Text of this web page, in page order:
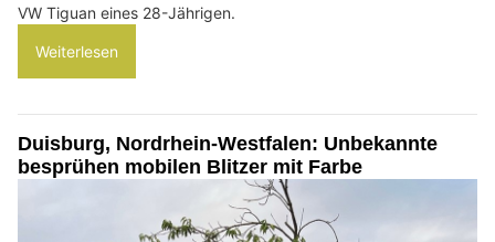
VW Tiguan eines 28-Jährigen.
Weiterlesen
Duisburg, Nordrhein-Westfalen: Unbekannte
besprühen mobilen Blitzer mit Farbe